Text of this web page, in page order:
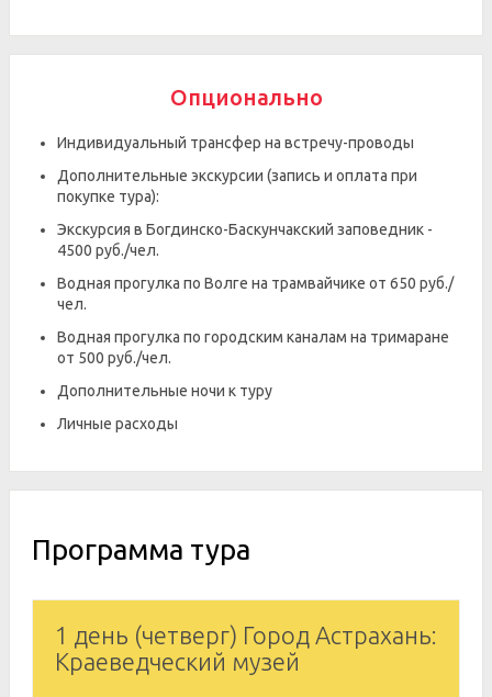
Опционально
Индивидуальный трансфер на встречу-проводы
Дополнительные экскурсии (запись и оплата при
покупке тура):
Экскурсия в Богдинско-Баскунчакский заповедник -
4500 руб./чел.
Водная прогулка по Волге на трамвайчике от 650 руб./
чел.
Водная прогулка по городским каналам на тримаране
от 500 руб./чел.
Дополнительные ночи к туру
Личные расходы
Программа тура
1 день (четверг) Город Астрахань:
Краеведческий музей